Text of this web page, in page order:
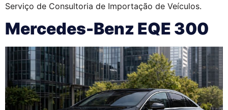
Serviço de Consultoria de Importação de Veículos.
Mercedes-Benz EQE 300